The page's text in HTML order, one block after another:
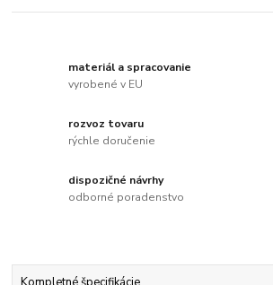
materiál a spracovanie
vyrobené v EU
rozvoz tovaru
rýchle doručenie
dispozičné návrhy
odborné poradenstvo